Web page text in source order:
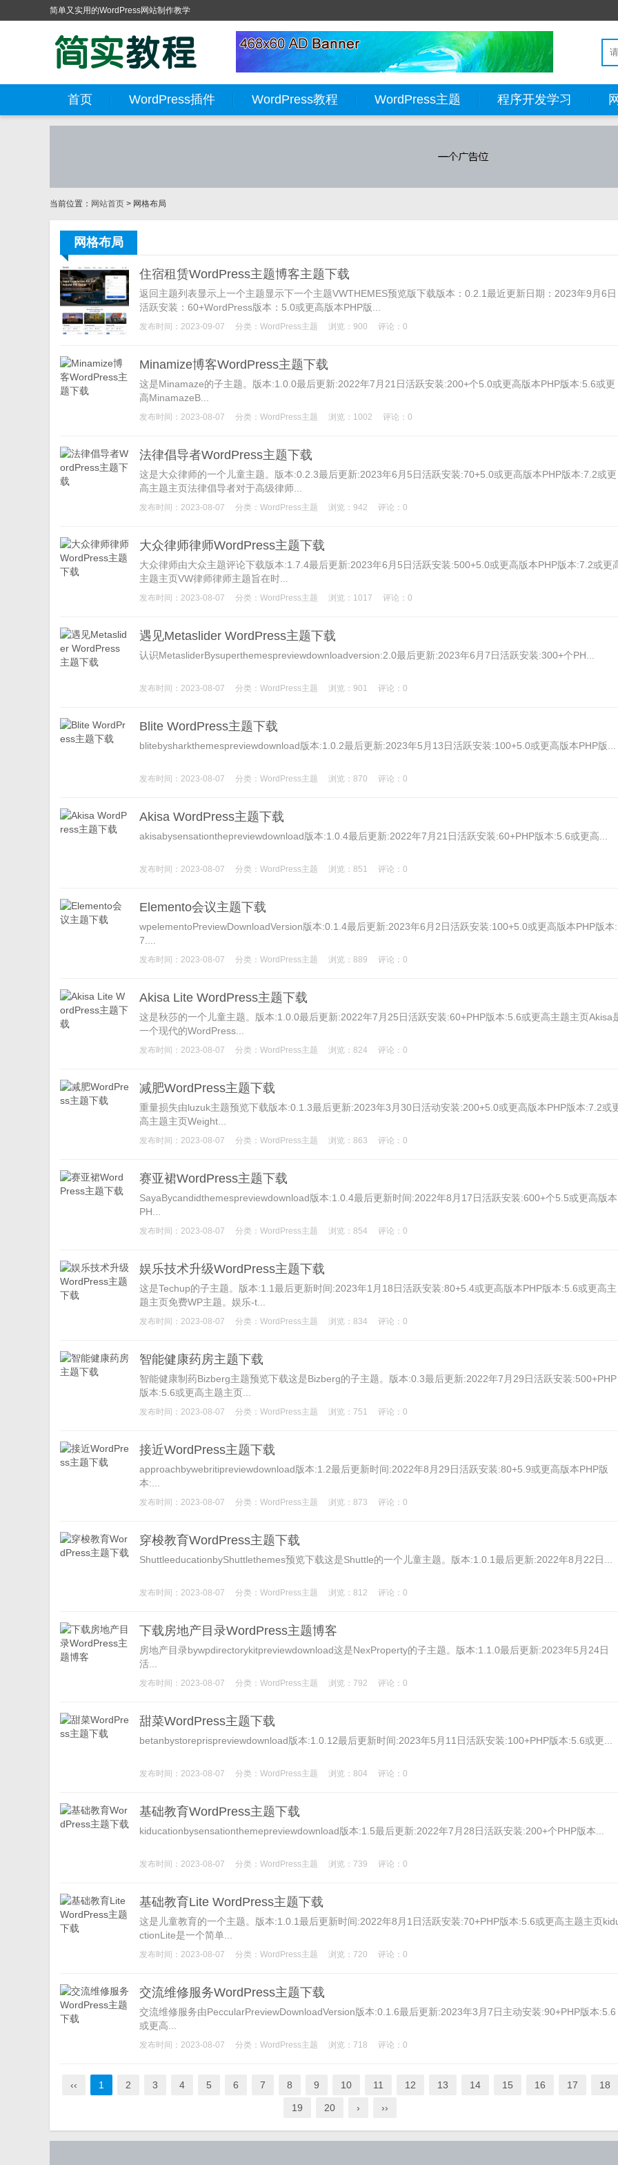
简单又实用的WordPress网站制作教学
首页 WordPress插件 WordPress教程 WordPress主题 程序开发学习
当前位置： 网站首页 > 网格布局
网格布局
住宿租赁WordPress主题博客主题下载
返回主题列表显示上一个主题显示下一个主题VWTHEMES预览版下载版本：0.2.1最近更新日期：2023年9月6日
活跃安装：60+WordPress版本：5.0或更高版本PHP版...
发布时间：2023-09-07 分类： WordPress主题 浏览：900 评论：0
Minamize博客WordPress主题下载
这是Minamaze的子主题。版本:1.0.0最后更新:2022年7月21日活跃安装:200+个5.0或更高版本PHP版本:5.6或更
高MinamazeB...
发布时间：2023-08-07 分类： WordPress主题 浏览：1002 评论：0
法律倡导者WordPress主题下载
这是大众律师的一个儿童主题。版本:0.2.3最后更新:2023年6月5日活跃安装:70+5.0或更高版本PHP版本:7.2或更
高主题主页法律倡导者对于高级律师...
发布时间：2023-08-07 分类： WordPress主题 浏览：942 评论：0
大众律师律师WordPress主题下载
大众律师由大众主题评论下载版本:1.7.4最后更新:2023年6月5日活跃安装:500+5.0或更高版本PHP版本:7.2或更
主题主页VW律师律师主题旨在时...
发布时间：2023-08-07 分类： WordPress主题 浏览：1017 评论：0
遇见Metaslider WordPress主题下载
认识MetasliderBysuperthemespreviewdownloadversion:2.0最后更新:2023年6月7日活跃安装:300+个PH...
发布时间：2023-08-07 分类： WordPress主题 浏览：901 评论：0
Blite WordPress主题下载
blitebysharkthemespreviewdownload版本:1.0.2最后更新:2023年5月13日活跃安装:100+5.0或更高版本PHP版...
发布时间：2023-08-07 分类： WordPress主题 浏览：870 评论：0
Akisa WordPress主题下载
akisabysensationthepreviewdownload版本:1.0.4最后更新:2022年7月21日活跃安装:60+PHP版本:5.6或更高...
发布时间：2023-08-07 分类： WordPress主题 浏览：851 评论：0
Elemento会议主题下载
wpelementoPreviewDownloadVersion版本:0.1.4最后更新:2023年6月2日活跃安装:100+5.0或更高版本PHP版本:
7....
发布时间：2023-08-07 分类： WordPress主题 浏览：889 评论：0
Akisa Lite WordPress主题下载
这是秋莎的一个儿童主题。版本:1.0.0最后更新:2022年7月25日活跃安装:60+PHP版本:5.6或更高主题主页Akisa
一个现代的WordPress...
发布时间：2023-08-07 分类： WordPress主题 浏览：824 评论：0
减肥WordPress主题下载
重量损失由luzuk主题预览下载版本:0.1.3最后更新:2023年3月30日活动安装:200+5.0或更高版本PHP版本:7.2或
高主题主页Weight...
发布时间：2023-08-07 分类： WordPress主题 浏览：863 评论：0
赛亚裙WordPress主题下载
SayaBycandidthemespreviewdownload版本:1.0.4最后更新时间:2022年8月17日活跃安装:600+个5.5或更高版本
PH...
发布时间：2023-08-07 分类： WordPress主题 浏览：854 评论：0
娱乐技术升级WordPress主题下载
这是Techup的子主题。版本:1.1最后更新时间:2023年1月18日活跃安装:80+5.4或更高版本PHP版本:5.6或更高主
题主页免费WP主题。娱乐-t...
发布时间：2023-08-07 分类： WordPress主题 浏览：834 评论：0
智能健康药房主题下载
智能健康制药Bizberg主题预览下载这是Bizberg的子主题。版本:0.3最后更新:2022年7月29日活跃安装:500+PHP
版本:5.6或更高主题主页...
发布时间：2023-08-07 分类： WordPress主题 浏览：751 评论：0
接近WordPress主题下载
approachbywebritipreviewdownload版本:1.2最后更新时间:2022年8月29日活跃安装:80+5.9或更高版本PHP版
本:...
发布时间：2023-08-07 分类： WordPress主题 浏览：873 评论：0
穿梭教育WordPress主题下载
ShuttleeducationbyShuttlethemes预览下载这是Shuttle的一个儿童主题。版本:1.0.1最后更新:2022年8月22日...
发布时间：2023-08-07 分类： WordPress主题 浏览：812 评论：0
下载房地产目录WordPress主题博客
房地产目录bywpdirectorykitpreviewdownload这是NexProperty的子主题。版本:1.1.0最后更新:2023年5月24日
活...
发布时间：2023-08-07 分类： WordPress主题 浏览：792 评论：0
甜菜WordPress主题下载
betanbystoreprispreviewdownload版本:1.0.12最后更新时间:2023年5月11日活跃安装:100+PHP版本:5.6或更...
发布时间：2023-08-07 分类： WordPress主题 浏览：804 评论：0
基础教育WordPress主题下载
kiducationbysensationthemepreviewdownload版本:1.5最后更新:2022年7月28日活跃安装:200+个PHP版本...
发布时间：2023-08-07 分类： WordPress主题 浏览：739 评论：0
基础教育Lite WordPress主题下载
这是儿童教育的一个主题。版本:1.0.1最后更新时间:2022年8月1日活跃安装:70+PHP版本:5.6或更高主题主页
ctionLite是一个简单...
发布时间：2023-08-07 分类： WordPress主题 浏览：720 评论：0
交流维修服务WordPress主题下载
交流维修服务由PeccularPreviewDownloadVersion版本:0.1.6最后更新:2023年3月7日主动安装:90+PHP版本:5.6
或更高...
发布时间：2023-08-07 分类： WordPress主题 浏览：718 评论：0
‹‹ 1 2 3 4 5 6 7 8 9 10 11 12 13 14 15 16 17 18
19 20 › ››